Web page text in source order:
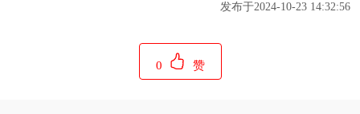
发布于2024-10-23 14:32:56
0 赞